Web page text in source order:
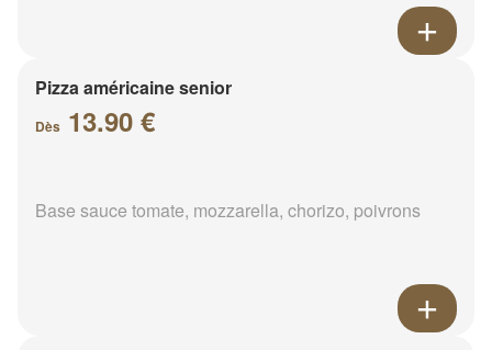
Pizza américaine senior
Dès 13.90 €
Base sauce tomate, mozzarella, chorizo, poivrons